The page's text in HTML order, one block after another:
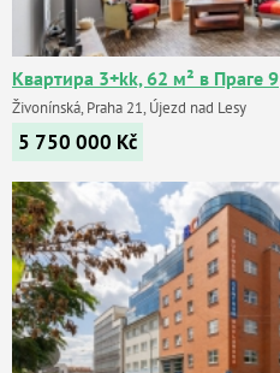
Квартира 3+kk, 62 м² в Праге 9
Živonínská, Praha 21, Újezd nad Lesy
5 750 000 Kč